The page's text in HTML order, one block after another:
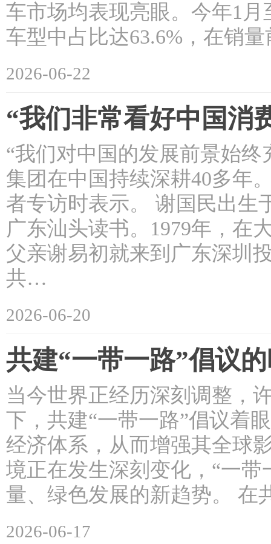
车市场均表现亮眼。今年1
车型中占比达63.6%，在销
2026-06-22
“我们非常看好中国消
“我们对中国的发展前景始
集团在中国持续深耕40多年
者专访时表示。 谢国民出生
广东汕头读书。1979年，在
父亲谢易初就来到广东深圳
共…
2026-06-20
共建“一带一路”倡议
当今世界正经历深刻调整，
下，共建“一带一路”倡议着
经济体系，从而增强其全球
境正在发生深刻变化，“一
量、绿色发展的新趋势。 在
2026-06-17